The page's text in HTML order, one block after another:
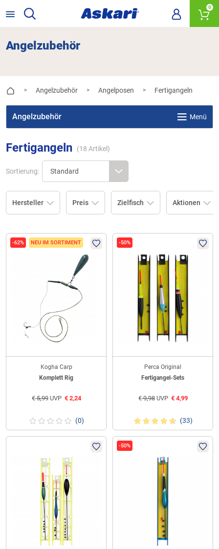
0
Angelzubehör
> Angelzubehör > Angelposen > Fertigangeln
Angelzubehör Menü
Fertigangeln (18 Artikel)
Sortierung:
Hersteller Preis Zielfisch Aktionen
-62% NEU IM SORTIMENT
Kogha Carp
Komplett Rig
€5,99UVP €2,24
(0)
-50%
Perca Original
Fertigangel-Sets
€9,98UVP €4,99
(33)
-50%